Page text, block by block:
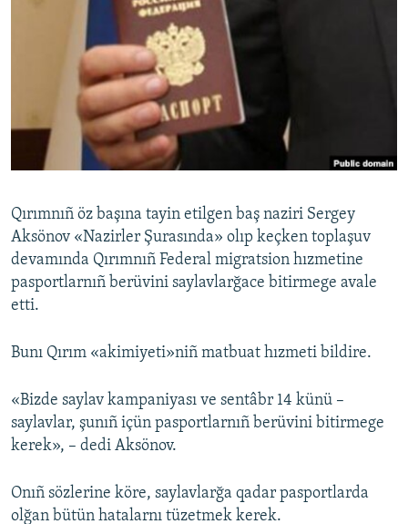
Русский
Українською
RFE/RS bütün saytları
Qırımnıñ öz başına tayin etilgen baş naziri Sergey
Aksönov «Nazirler Şurasında» olıp keçken toplaşuv
devamında Qırımnıñ Federal migratsion hızmetine
pasportlarnıñ berüvini saylavlarğace bitirmege avale
etti.
Bunı Qırım «akimiyeti»niñ matbuat hızmeti bildire.
«Bizde saylav kampaniyası ve sentâbr 14 künü –
saylavlar, şunıñ içün pasportlarnıñ berüvini bitirmege
kerek», – dedi Aksönov.
Onıñ sözlerine köre, saylavlarğa qadar pasportlarda
olğan bütün hatalarnı tüzetmek kerek.